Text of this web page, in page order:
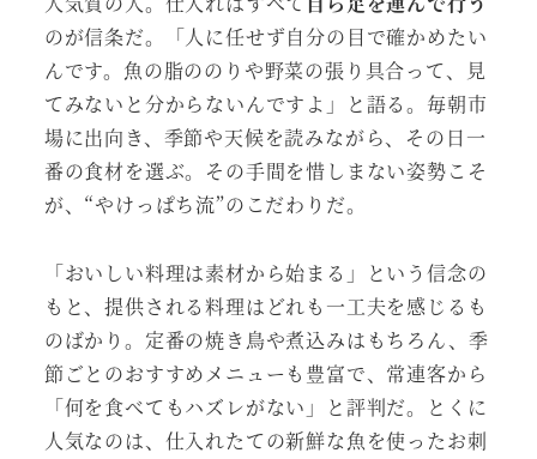
のが信条だ。「人に任せず自分の目で確かめたい
んです。魚の脂ののりや野菜の張り具合って、見
てみないと分からないんですよ」と語る。毎朝市
場に出向き、季節や天候を読みながら、その日一
番の食材を選ぶ。その手間を惜しまない姿勢こそ
が、“やけっぱち流”のこだわりだ。
「おいしい料理は素材から始まる」という信念の
もと、提供される料理はどれも一工夫を感じるも
のばかり。定番の焼き鳥や煮込みはもちろん、季
節ごとのおすすめメニューも豊富で、常連客から
「何を食べてもハズレがない」と評判だ。とくに
人気なのは、仕入れたての新鮮な魚を使ったお刺